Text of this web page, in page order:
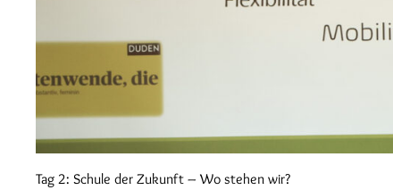
Tag 2: Schule der Zukunft – Wo stehen wir?